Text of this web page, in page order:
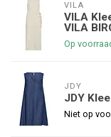
VILA
VILA
VILA
Op
JDY
JDY
Niet op